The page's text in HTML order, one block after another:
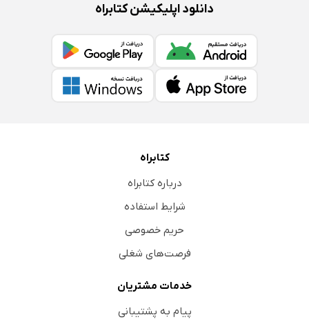
دانلود اپلیکیشن کتابراه
کتابراه
درباره کتابراه
شرایط استفاده
حریم خصوصی
فرصت‌های شغلی
خدمات مشتریان
پیام به پشتیبانی